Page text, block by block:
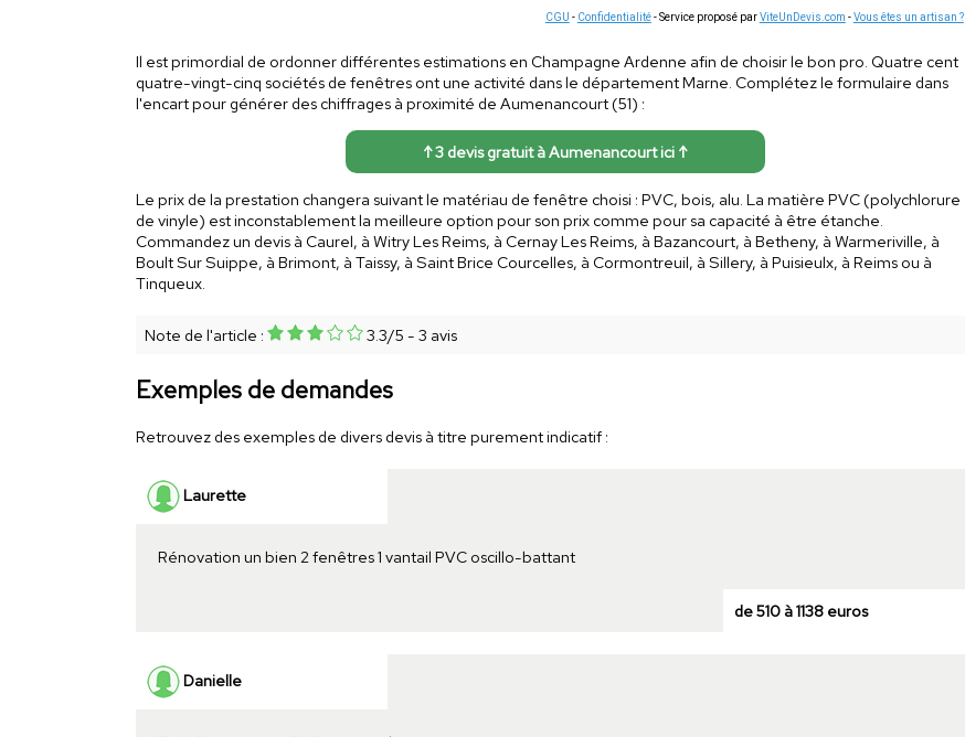
CGU - Confidentialité- Service proposé parViteUnDevis.com -Vous êtes un artisan ?
Il est primordial de ordonner différentes estimations en Champagne Ardenne afin de choisir le bon pro. Quatre cent
quatre-vingt-cinq sociétés de fenêtres ont une activité dans le département Marne. Complétez le formulaire dans
l'encart pour générer des chiffrages à proximité de Aumenancourt (51) :
↑ 3 devis gratuit à Aumenancourt ici ↑
Le prix de la prestation changera suivant le matériau de fenêtre choisi : PVC, bois, alu. La matière PVC (polychlorure
de vinyle) est inconstablement la meilleure option pour son prix comme pour sa capacité à être étanche.
Commandez un devis à Caurel, à Witry Les Reims, à Cernay Les Reims, à Bazancourt, à Betheny, à Warmeriville, à
Boult Sur Suippe, à Brimont, à Taissy, à Saint Brice Courcelles, à Cormontreuil, à Sillery, à Puisieulx, à Reims ou à
Tinqueux.
Note de l'article : 3.3/5 - 3 avis
Exemples de demandes
Retrouvez des exemples de divers devis à titre purement indicatif :
Laurette
Rénovation un bien 2 fenêtres 1 vantail PVC oscillo-battant
de 510 à 1138 euros
Danielle